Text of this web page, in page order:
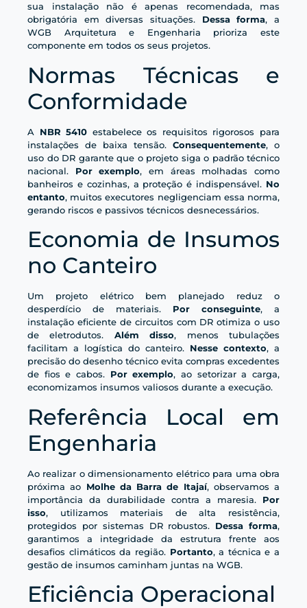
sua instalação não é apenas recomendada, mas
obrigatória em diversas situações. Dessa forma, a
WGB Arquitetura e Engenharia prioriza este
componente em todos os seus projetos.
Normas Técnicas e
Conformidade
A NBR 5410 estabelece os requisitos rigorosos para
instalações de baixa tensão. Consequentemente, o
uso do DR garante que o projeto siga o padrão técnico
nacional. Por exemplo, em áreas molhadas como
banheiros e cozinhas, a proteção é indispensável. No
entanto, muitos executores negligenciam essa norma,
gerando riscos e passivos técnicos desnecessários.
Economia de Insumos
no Canteiro
Um projeto elétrico bem planejado reduz o
desperdício de materiais. Por conseguinte, a
instalação eficiente de circuitos com DR otimiza o uso
de eletrodutos. Além disso, menos tubulações
facilitam a logística do canteiro. Nesse contexto, a
precisão do desenho técnico evita compras excedentes
de fios e cabos. Por exemplo, ao setorizar a carga,
economizamos insumos valiosos durante a execução.
Referência Local em
Engenharia
Ao realizar o dimensionamento elétrico para uma obra
próxima ao Molhe da Barra de Itajaí, observamos a
importância da durabilidade contra a maresia. Por
isso, utilizamos materiais de alta resistência,
protegidos por sistemas DR robustos. Dessa forma,
garantimos a integridade da estrutura frente aos
desafios climáticos da região. Portanto, a técnica e a
gestão de insumos caminham juntas na WGB.
Eficiência Operacional